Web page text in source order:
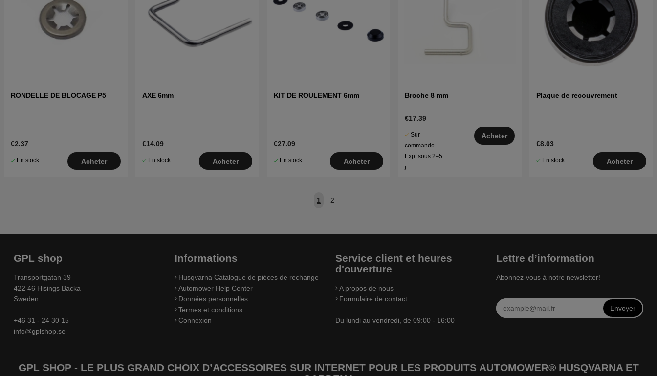
RONDELLE DE BLOCAGE P5
€2.37
En stock Acheter
AXE 6mm
€14.09
En stock Acheter
KIT DE ROULEMENT 6mm
€27.09
En stock Acheter
Broche 8 mm
€17.39
Sur
commande.
Exp. sous 2–5
j
Acheter
Plaque de recouvrement
€8.03
En stock Acheter
1 2
GPL shop
Transportgatan 39
422 46 Hisings Backa
Sweden
+46 31 - 24 30 15
info@gplshop.se
Informations
Husqvarna Catalogue de pièces de rechange
Automower Help Center
Données personnelles
Termes et conditions
Connexion
Service client et heures
d'ouverture
A propos de nous
Formulaire de contact
Du lundi au vendredi, de 09:00 - 16:00
Lettre d’information
Abonnez-vous à notre newsletter!
Envoyer
GPL SHOP - LE PLUS GRAND CHOIX D’ACCESSOIRES SUR INTERNET POUR LES PRODUITS AUTOMOWER® HUSQVARNA ET